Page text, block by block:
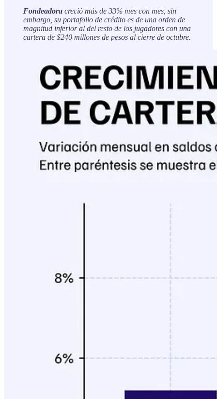
Fondeadora creció más de 33% mes con mes, sin
embargo, su portafolio de crédito es de una orden de
magnitud inferior al del resto de los jugadores con una
cartera de $240 millones de pesos al cierre de octubre.